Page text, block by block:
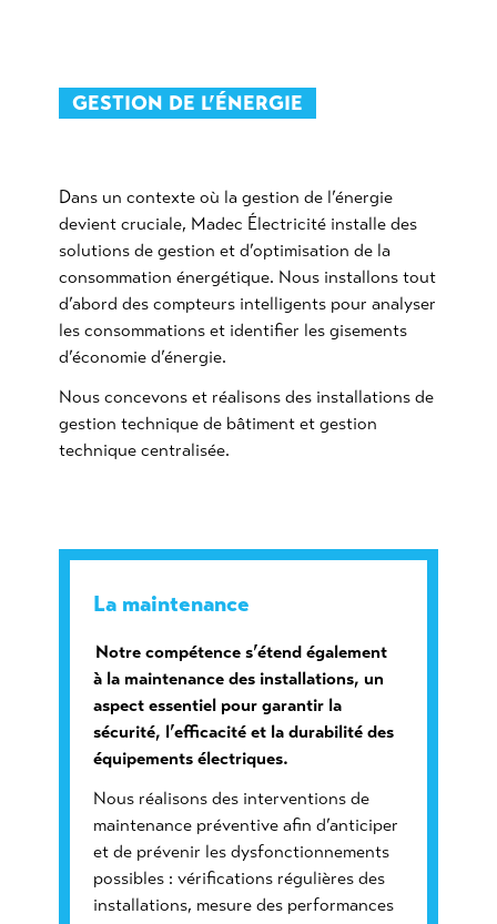
GESTION DE L’ÉNERGIE
Dans un contexte où la gestion de l’énergie
devient cruciale, Madec Électricité installe des
solutions de gestion et d’optimisation de la
consommation énergétique. Nous installons tout
d’abord des compteurs intelligents pour analyser
les consommations et identifier les gisements
d’économie d’énergie.
Nous concevons et réalisons des installations de
gestion technique de bâtiment et gestion
technique centralisée.
La maintenance
Notre compétence s’étend également
à la maintenance des installations, un
aspect essentiel pour garantir la
sécurité, l’efficacité et la durabilité des
équipements électriques.
Nous réalisons des interventions de
maintenance préventive afin d’anticiper
et de prévenir les dysfonctionnements
possibles : vérifications régulières des
installations, mesure des performances